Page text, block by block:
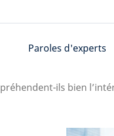
Paroles d'experts
ils bien